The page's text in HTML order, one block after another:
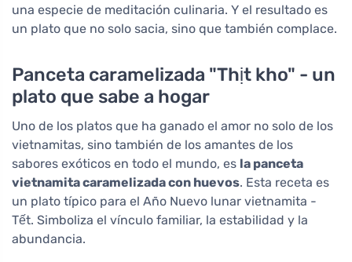
una especie de meditación culinaria. Y el resultado es
un plato que no solo sacia, sino que también complace.
Panceta caramelizada "Thịt kho" - un
plato que sabe a hogar
Uno de los platos que ha ganado el amor no solo de los
vietnamitas, sino también de los amantes de los
sabores exóticos en todo el mundo, es la panceta
vietnamita caramelizada con huevos. Esta receta es
un plato típico para el Año Nuevo lunar vietnamita -
Tết. Simboliza el vínculo familiar, la estabilidad y la
abundancia.